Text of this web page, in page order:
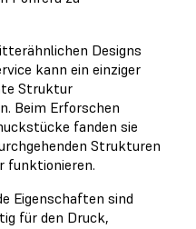
Designs
kann ein einziger
Struktur
Beim Erforschen
fanden sie
Strukturen
funktionieren.
Eigenschaften sind
für den Druck,